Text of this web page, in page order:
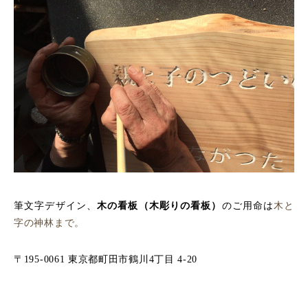
筆文字デザイン、木の看板（木彫りの看板） のご用命は 木と
字の神林まで。
〒195-0061 東京都町田市鶴川4丁目 4-20